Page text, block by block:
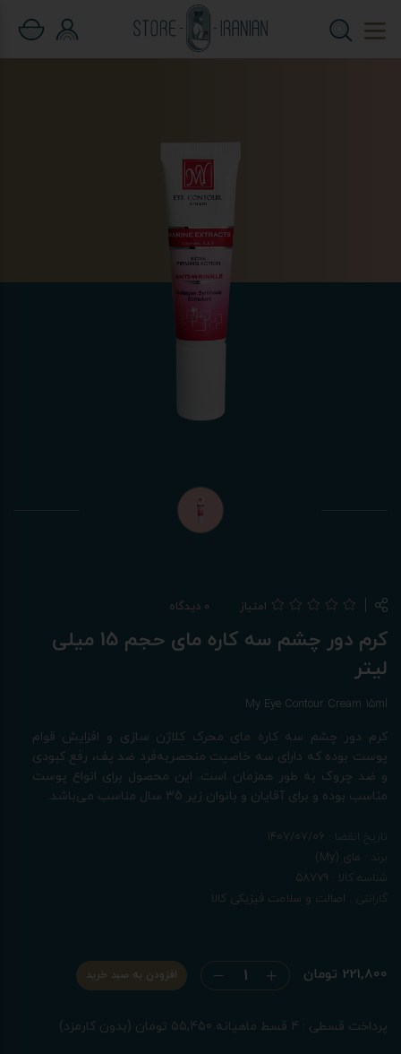
امتیاز 0 دیدگاه
کرم دور چشم سه کاره مای حجم 15 میلی
لیتر
My Eye Contour Cream 15ml
کرم دور چشم سه کاره مای محرک کلاژن سازی و افزایش قوام
پوست بوده که دارای سه خاصیت منحصربه‌فرد ضد پف، رفع کبودی
و ضد چروک به طور همزمان است. این محصول برای انواع پوست
مناسب بوده و برای آقایان و بانوان زیر 35 سال مناسب می‌باشد.
تاریخ انقضا :
1407/07/06
برند :
مای (My)
شناسه کالا :
58779
گارانتی :
اصالت و سلامت فیزیکی کالا
221,800 تومان افزودن به سبد خرید
پرداخت قسطی : 4 قسط ماهیانه 55,450 تومان (بدون کارمزد)